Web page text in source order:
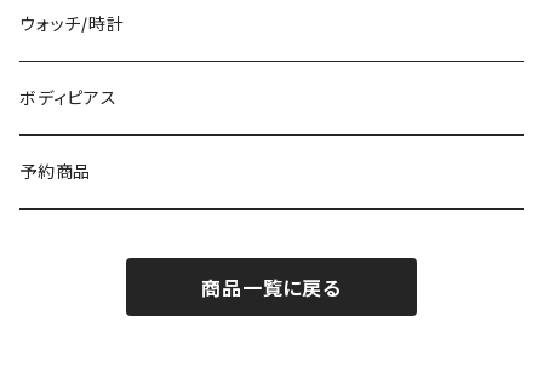
冬物・マフラー
ネックレス・ペンダントトップ
ピアス・イヤリング
ブレスレット・バングル
ウォッチ/時計
ボディピアス
予約商品
商品一覧に戻る